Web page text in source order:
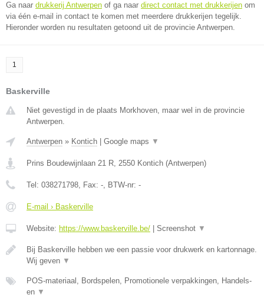
Ga naar drukkerij Antwerpen of ga naar direct contact met drukkerijen om
via één e-mail in contact te komen met meerdere drukkerijen tegelijk.
Hieronder worden nu resultaten getoond uit de provincie Antwerpen.
1
Baskerville
Niet gevestigd in de plaats Morkhoven, maar wel in de provincie
Antwerpen.
Antwerpen » Kontich Google maps ▼
Prins Boudewijnlaan 21 R, 2550 Kontich (Antwerpen)
Tel: 038271798, Fax: -, BTW-nr: -
E-mail › Baskerville
Website: https://www.baskerville.be/ Screenshot ▼
Bij Baskerville hebben we een passie voor drukwerk en kartonnage.
Wij geven ▼
POS-materiaal, Bordspelen, Promotionele verpakkingen, Handels-
en ▼